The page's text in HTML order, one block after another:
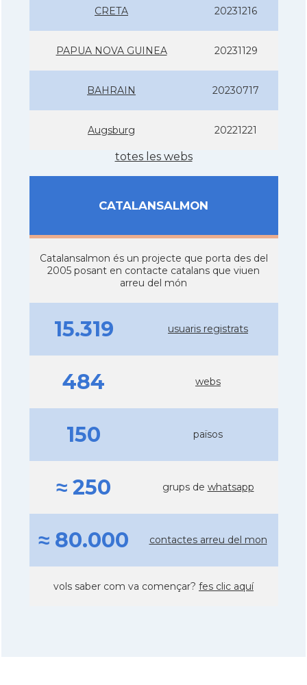
CRETA 20231216
PAPUA NOVA GUINEA 20231129
BAHRAIN 20230717
Augsburg 20221221
totes les webs
CATALANSALMON
Catalansalmon és un projecte que porta des del
2005 posant en contacte catalans que viuen
arreu del món
15.319 usuaris registrats
484 webs
150 països
≈ 250 grups de whatsapp
≈ 80.000 contactes arreu del mon
vols saber com va començar? fes clic aquí